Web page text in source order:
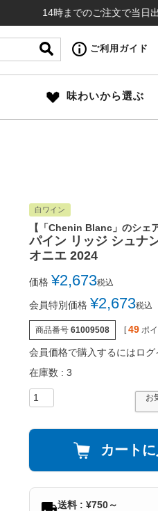
14時までのご注文で当日出荷（日
ご利用ガイド
味わいから選ぶ
白ワイン
【「Chenin Blanc」のシェ
パイン リッジ シュナ
オニエ 2024
価格 ¥2,673税込
会員特別価格 ¥2,673税込
商品番号 61009508 [ 49 ポ
会員価格で購入するにはログ
在庫数
3
お
カート
送料 : ¥750～